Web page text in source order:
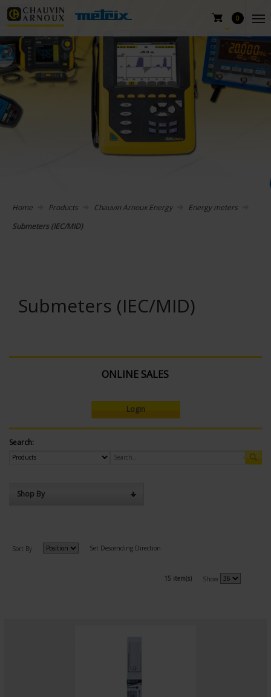
0
Home Products Chauvin Arnoux Energy
Energy meters
Submeters (IEC/MID)
Submeters (IEC/MID)
ONLINE SALES
Login
Search:
Shop By
Sort By Set Descending Direction
15 item(s) Show